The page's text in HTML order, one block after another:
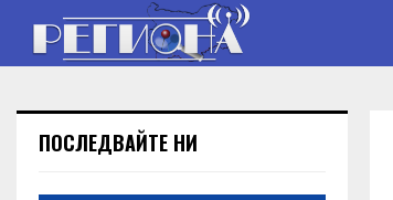
ПОСЛЕДВАЙТЕ НИ